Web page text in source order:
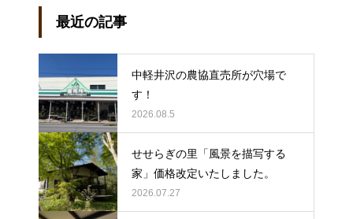
最近の記事
中軽井沢の農協直売所が穴場で
す！
2026.08.5
せせらぎの里「風景を描写する
家」価格改定いたしました。
2026.07.27